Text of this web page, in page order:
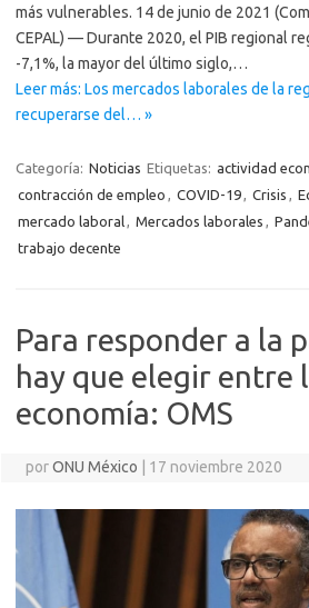
más vulnerables. 14 de junio de 2021
CEPAL) — Durante 2020, el PIB regional
-7,1%, la mayor del último siglo,…
Leer más: Los mercados laborales de la
recuperarse del… »
Categoría: Noticias Etiquetas: actividad
contracción de empleo , COVID-19, Crisis ,
mercado laboral, Mercados laborales ,
trabajo decente
Para responder a la
hay que elegir entre
economía: OMS
porONU México 17 noviembre 2020